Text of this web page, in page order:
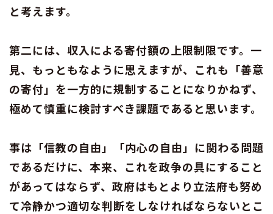
と考えます。
第二には、収入による寄付額の上限制限です。一
見、もっともなように思えますが、これも「善意
の寄付」を一方的に規制することになりかねず、
極めて慎重に検討すべき課題であると思います。
事は「信教の自由」「内心の自由」に関わる問題
であるだけに、本来、これを政争の具にすること
があってはならず、政府はもとより立法府も努め
て冷静かつ適切な判断をしなければならないとこ